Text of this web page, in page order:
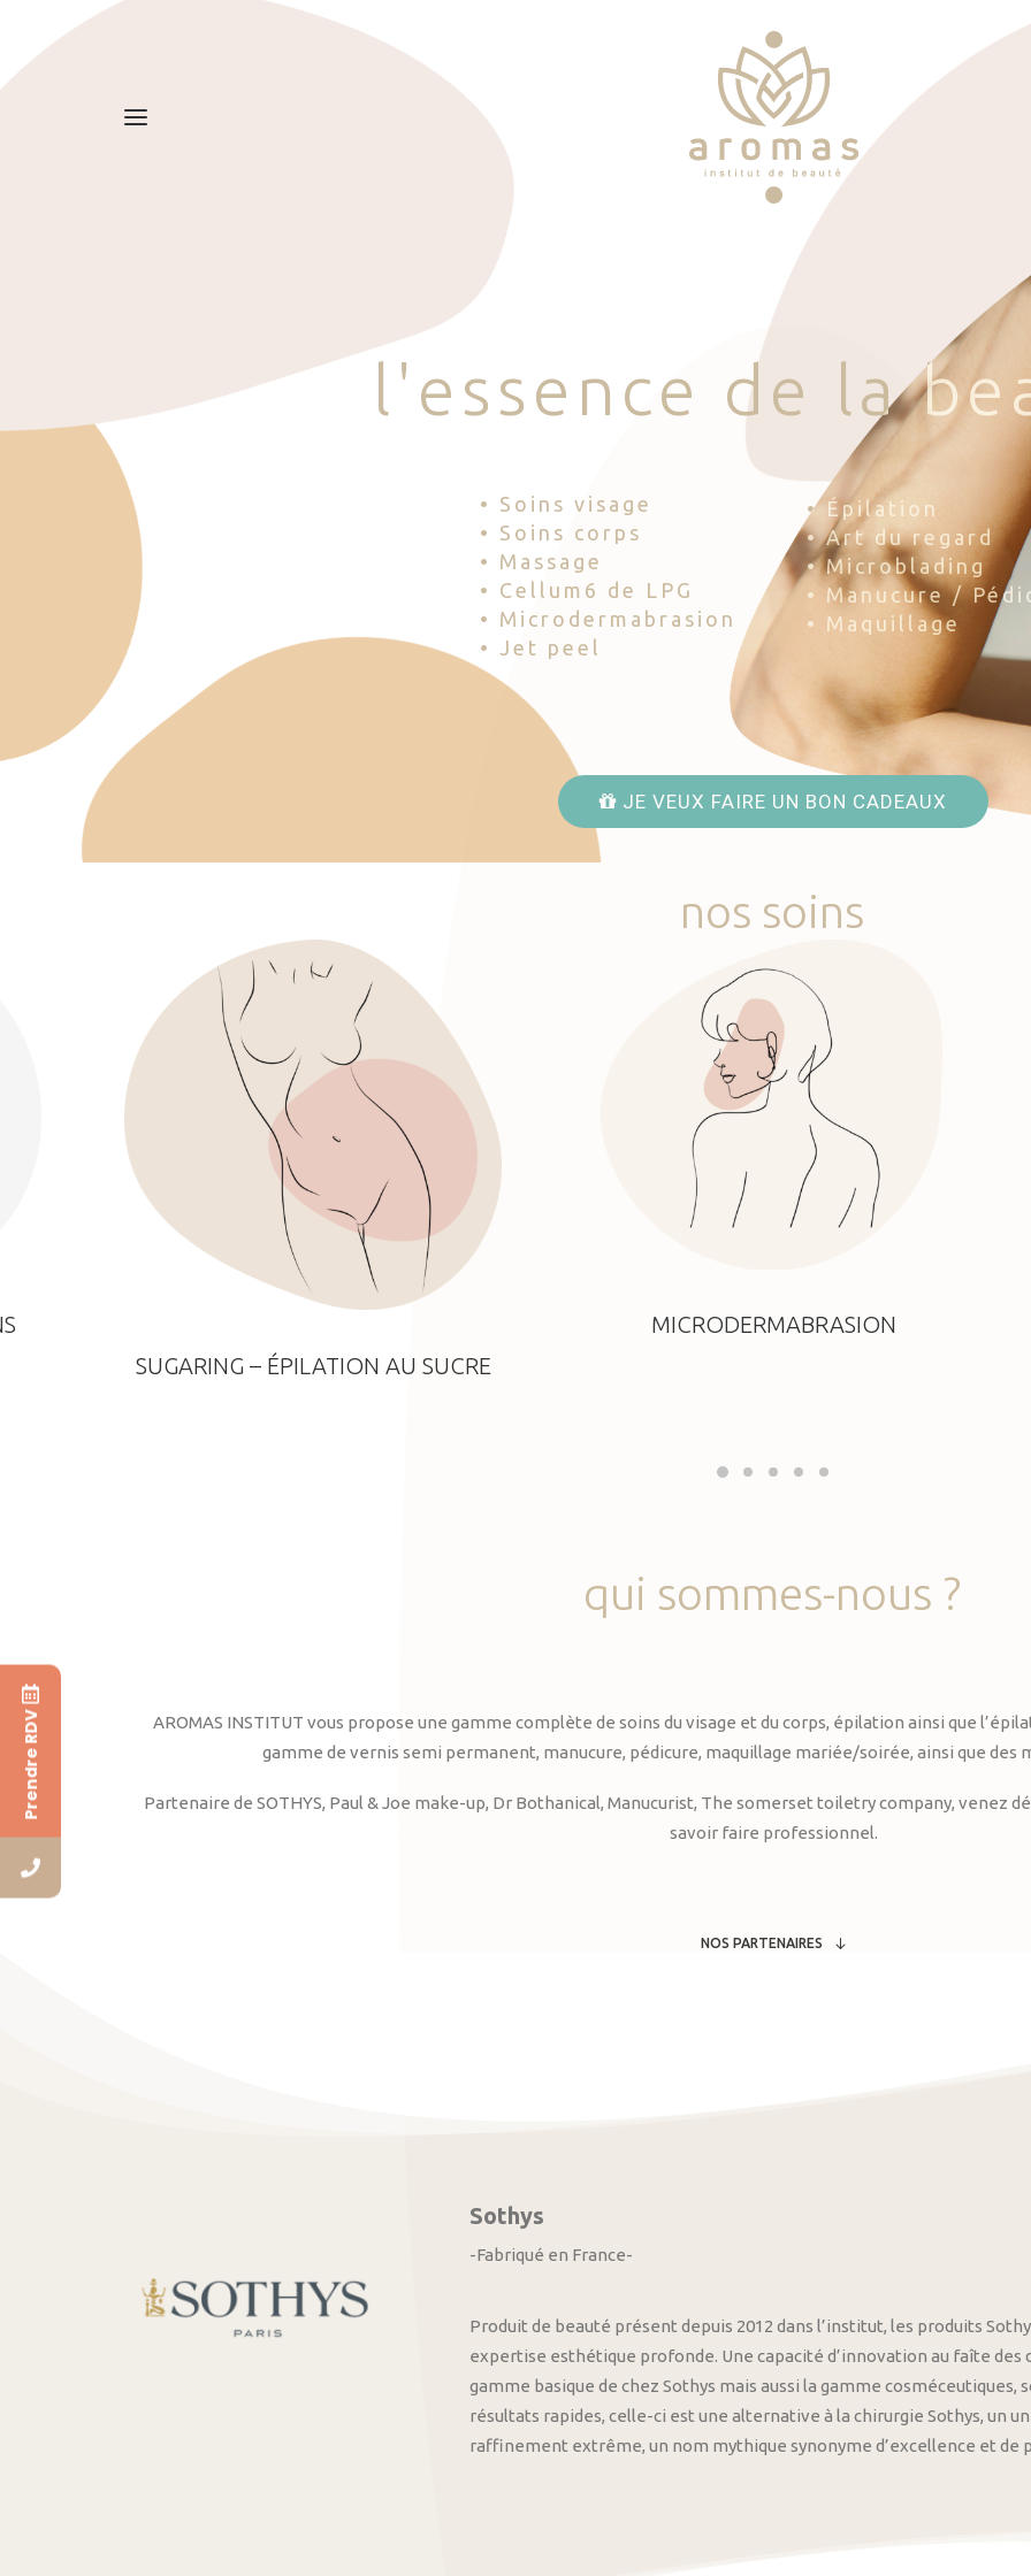
l 'esse nce d e la be
• Soins visage
• Soins corps
• Massage
• Cellum6 de LPG
• Microdermabrasion
• Jet peel
• Épilation
• Art du regard
• Microblading
• Manucure /
• Maquillage
JE VEUX FAIRE UN BON CADEAUX
nos soins
SUGARING – ÉPILATION AU SUCRE
MICRODERMABRASION
qui sommes-nous ?
AROMAS INSTITUT vous propose une gamme complète de soins du visage et du corps, épilation ainsi que
gamme de vernis semi permanent, manucure, pédicure, maquillage mariée/soirée, ainsi que des
Partenaire de SOTHYS, Paul & Joe make-up, Dr Bothanical, Manucurist, The somerset toiletry company, venez
savoir faire professionnel.
NOS PARTENAIRES
Sothys
-Fabriqué en France-
Produit de beauté présent depuis 2012 dans l’institut, les produits
expertise esthétique profonde. Une capacité d’innovation au faîte
gamme basique de chez Sothys mais aussi la gamme
résultats rapides, celle-ci est une alternative à la chirurgie Sothys, un
raffinement extrême, un nom mythique synonyme d’excellence et de
Prendre RDV